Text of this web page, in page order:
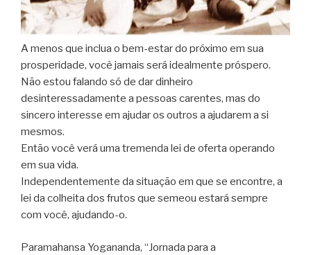
A menos que inclua o bem-estar do próximo em sua
prosperidade, você jamais será idealmente próspero.
Não estou falando só de dar dinheiro
desinteressadamente a pessoas carentes, mas do
sincero interesse em ajudar os outros a ajudarem a si
mesmos.
Então você verá uma tremenda lei de oferta operando
em sua vida.
Independentemente da situação em que se encontre, a
lei da colheita dos frutos que semeou estará sempre
com você, ajudando-o.
Paramahansa Yogananda, “Jornada para a